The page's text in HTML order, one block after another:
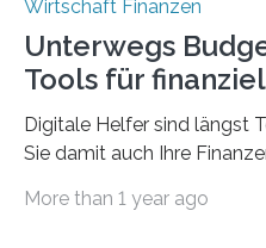
Wirtschaft Finanzen
Unterwegs
Tools für
Digitale Helfer sind längst
Sie damit auch Ihre
die genau das
More than 1 year ago